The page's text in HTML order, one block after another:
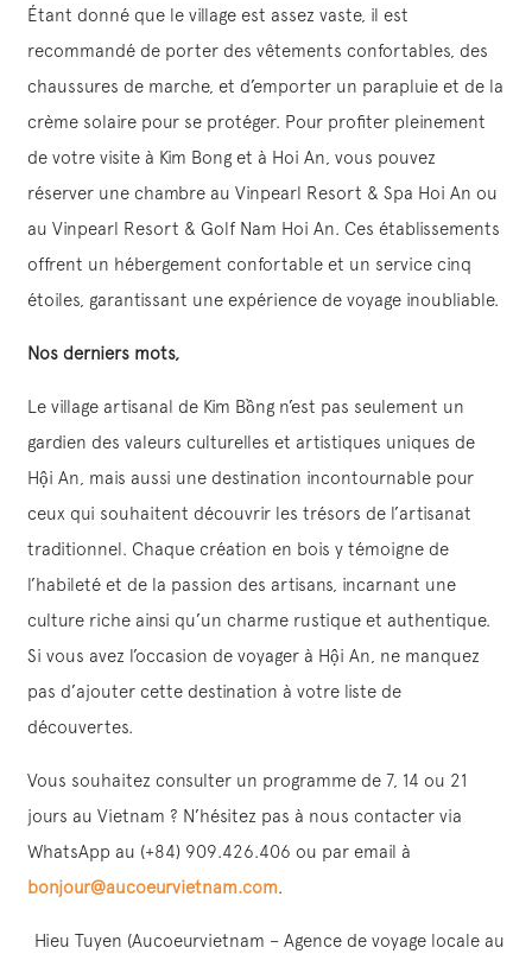
Étant donné que le village est assez vaste, il est
recommandé de porter des vêtements confortables, des
chaussures de marche, et d’emporter un parapluie et de la
crème solaire pour se protéger. Pour profiter pleinement
de votre visite à Kim Bong et à Hoi An, vous pouvez
réserver une chambre au Vinpearl Resort & Spa Hoi An ou
au Vinpearl Resort & Golf Nam Hoi An. Ces établissements
offrent un hébergement confortable et un service cinq
étoiles, garantissant une expérience de voyage inoubliable.
Nos derniers mots,
Le village artisanal de Kim Bồng n’est pas seulement un
gardien des valeurs culturelles et artistiques uniques de
Hội An, mais aussi une destination incontournable pour
ceux qui souhaitent découvrir les trésors de l’artisanat
traditionnel. Chaque création en bois y témoigne de
l’habileté et de la passion des artisans, incarnant une
culture riche ainsi qu’un charme rustique et authentique.
Si vous avez l’occasion de voyager à Hội An, ne manquez
pas d’ajouter cette destination à votre liste de
découvertes.
Vous souhaitez consulter un programme de 7, 14 ou 21
jours au Vietnam ? N’hésitez pas à nous contacter via
WhatsApp au (+84) 909.426.406 ou par email à
bonjour@aucoeurvietnam.com.
Hieu Tuyen (Aucoeurvietnam – Agence de voyage locale au